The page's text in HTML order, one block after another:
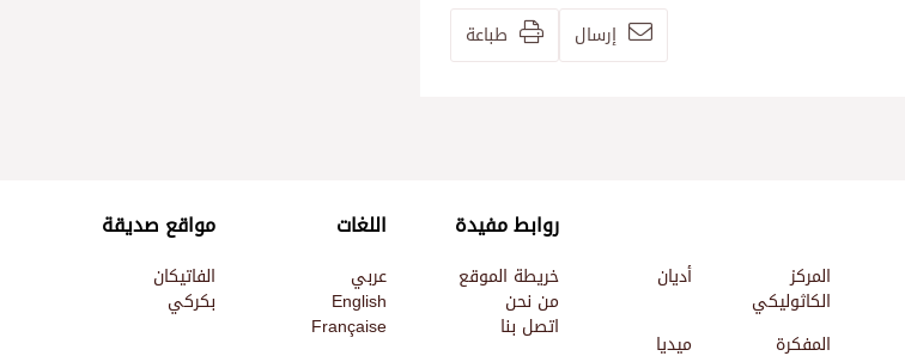
إرسال طباعة
المركز
الكاثوليكي
أديان
المفكرة ميديا
روابط مفيدة
خريطة الموقع
من نحن
اتصل بنا
اللغات
عربي
English
Française
مواقع صديقة
الفاتيكان
بكركي